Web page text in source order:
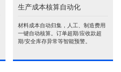
生产成本核算自动化
材料成本自动归集，人工、制造费用
一键自动核算。订单超期/应收款超
期/安全库存异常等智能预警。